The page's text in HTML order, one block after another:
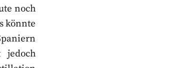
noch
könnte
jedoch